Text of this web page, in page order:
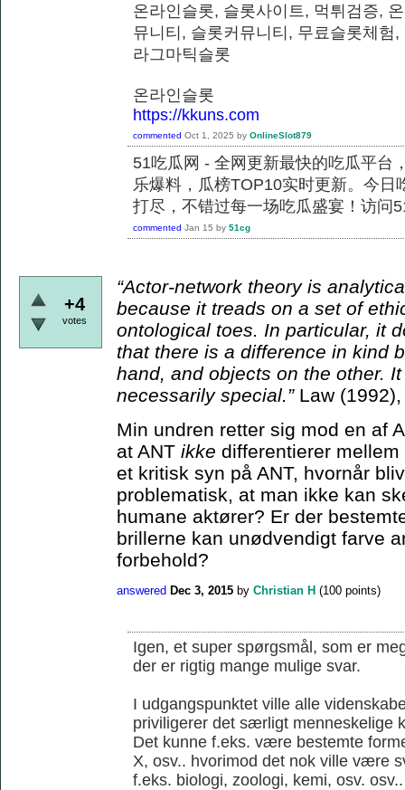
온라인슬롯, 슬롯사이트, 먹튀검증,
뮤니티, 슬롯커뮤니티, 무료슬롯체험
라그마틱슬롯
온라인슬롯
https://kkuns.com
commented Oct 1, 2025 by OnlineSlot879
51吃瓜网 - 全网更新最快的吃瓜平台
乐爆料，瓜榜TOP10实时更新。今
打尽，不错过每一场吃瓜盛宴！访问
commented Jan 15 by 51cg
+4
votes
“Actor-network theory is
because it treads on a set of
ontological toes. In particular, it
that there is a difference in kind
hand, and objects on the other.
necessarily special.” Law
Min undren retter sig mod en af
at ANT ikke differentierer
et kritisk syn på ANT, hvornår
problematisk, at man ikke kan
humane aktører? Er der
brillerne kan unødvendigt farve
forbehold?
answered Dec 3, 2015 by Christian H (100 points)
Igen, et super spørgsmål, som er
der er rigtig mange mulige svar.
I udgangspunktet ville alle
priviligerer det særligt menneskelige
Det kunne f.eks. være bestemte
X, osv.. hvorimod det nok ville være
f.eks. biologi, zoologi, kemi, osv. osv..